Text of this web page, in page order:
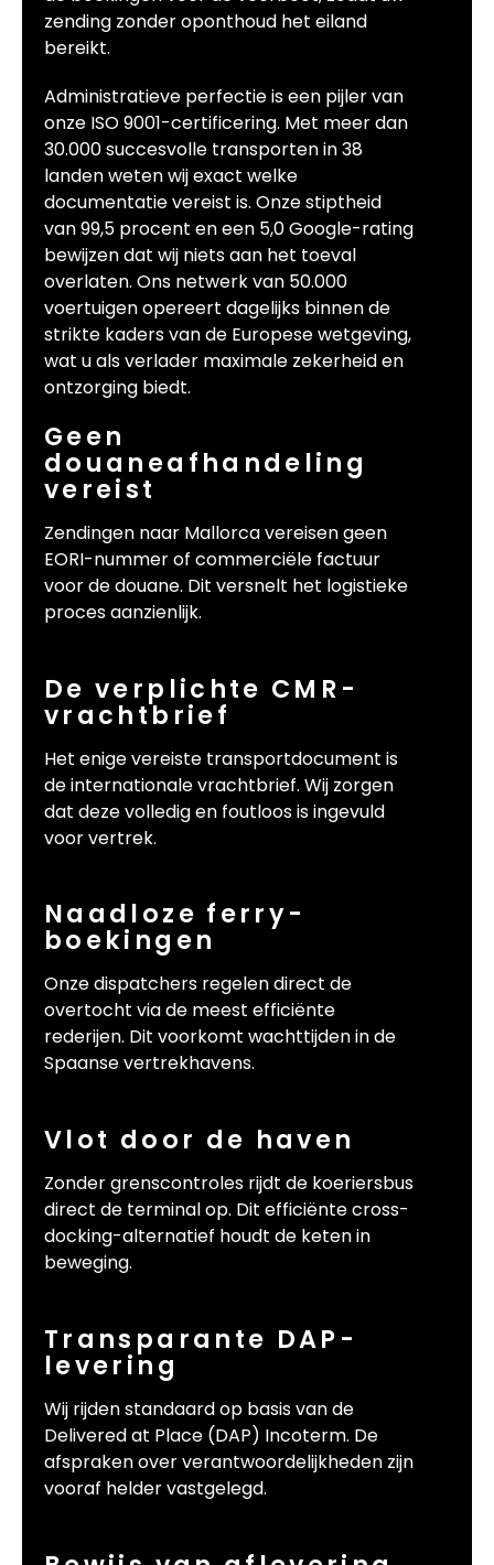
zending zonder oponthoud het eiland
bereikt.
Administratieve perfectie is een pijler van
onze ISO 9001-certificering. Met meer dan
30.000 succesvolle transporten in 38
landen weten wij exact welke
documentatie vereist is. Onze stiptheid
van 99,5 procent en een 5,0 Google-rating
bewijzen dat wij niets aan het toeval
overlaten. Ons netwerk van 50.000
voertuigen opereert dagelijks binnen de
strikte kaders van de Europese wetgeving,
wat u als verlader maximale zekerheid en
ontzorging biedt.
Geen
douaneafhandeling
vereist
Zendingen naar Mallorca vereisen geen
EORI-nummer of commerciële factuur
voor de douane. Dit versnelt het logistieke
proces aanzienlijk.
De verplichte CMR-
vrachtbrief
Het enige vereiste transportdocument is
de internationale vrachtbrief. Wij zorgen
dat deze volledig en foutloos is ingevuld
voor vertrek.
Naadloze ferry-
boekingen
Onze dispatchers regelen direct de
overtocht via de meest efficiënte
rederijen. Dit voorkomt wachttijden in de
Spaanse vertrekhavens.
Vlot door de haven
Zonder grenscontroles rijdt de koeriersbus
direct de terminal op. Dit efficiënte cross-
docking-alternatief houdt de keten in
beweging.
Transparante DAP-
levering
Wij rijden standaard op basis van de
Delivered at Place (DAP) Incoterm. De
afspraken over verantwoordelijkheden zijn
vooraf helder vastgelegd.